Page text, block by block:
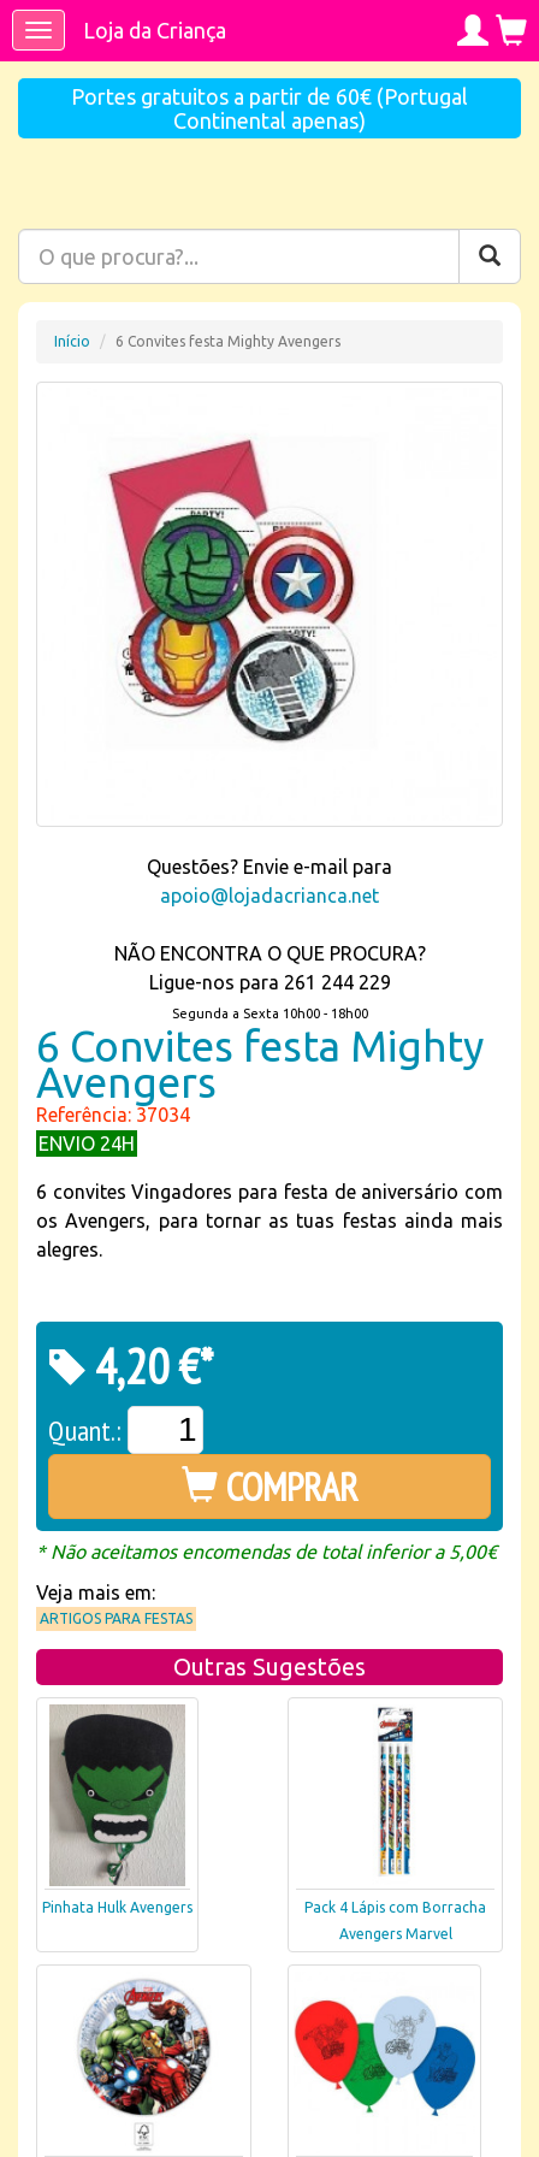
ToggleLoja da Criança
Portes gratuitos a partir de 60€ (Portugal
Continental apenas)
Início 6 Convites festa Mighty Avengers
Questões? Envie e-mail para
apoio@lojadacrianca.net
NÃO ENCONTRA O QUE PROCURA?
Ligue-nos para 261 244 229
Segunda a Sexta 10h00 - 18h00
6 Convites festa Mighty
Avengers
Referência: 37034
ENVIO 24H
6 convites Vingadores para festa de aniversário com
os Avengers, para tornar as tuas festas ainda mais
alegres.
4,20 €*
Quant.:
COMPRAR
* Não aceitamos encomendas de total inferior a 5,00€
Veja mais em:
ARTIGOS PARA FESTAS
Outras Sugestões
Pinhata Hulk Avengers
Pack 4 Lápis com Borracha
Avengers Marvel